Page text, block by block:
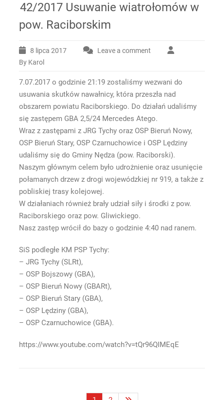
42/2017 Usuwanie wiatrołomów w
pow. Raciborskim
8 lipca 2017
Leave a comment
By Karol
7.07.2017 o godzinie 21:19 zostaliśmy wezwani do
usuwania skutków nawałnicy, która przeszła nad
obszarem powiatu Raciborskiego. Do działań udaliśmy
się zastępem GBA 2,5/24 Mercedes Atego.
Wraz z zastępami z JRG Tychy oraz OSP Bieruń Nowy,
OSP Bieruń Stary, OSP Czarnuchowice i OSP Lędziny
udaliśmy się do Gminy Nędza (pow. Raciborski).
Naszym głównym celem było udrożnienie oraz usunięcie
połamanych drzew z drogi wojewódzkiej nr 919, a także z
pobliskiej trasy kolejowej.
W działaniach również brały udział siły i środki z pow.
Raciborskiego oraz pow. Gliwickiego.
Nasz zastęp wrócił do bazy o godzinie 4:40 nad ranem.
SiS podległe KM PSP Tychy:
– JRG Tychy (SLRt),
– OSP Bojszowy (GBA),
– OSP Bieruń Nowy (GBARt),
– OSP Bieruń Stary (GBA),
– OSP Lędziny (GBA),
– OSP Czarnuchowice (GBA).
https://www.youtube.com/watch?v=tQr96QIMEqE